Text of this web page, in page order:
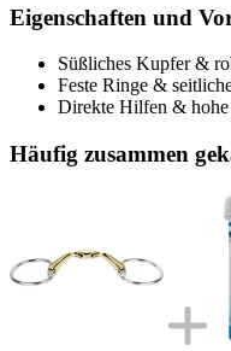
Eigenschaften und
Süßliches Kupfer &
Feste Ringe &
Direkte Hilfen &
Häufig zusammen